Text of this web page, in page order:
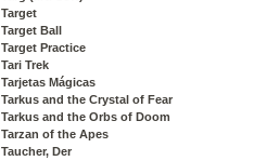
Target
Target Ball
Target Practice
Tari Trek
Tarjetas Mágicas
Tarkus and the Crystal of Fear
Tarkus and the Orbs of Doom
Tarzan of the Apes
Taucher, Der